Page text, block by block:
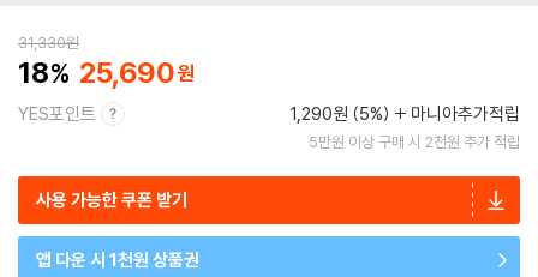
31,330원
18 25,690
YES포인트 1,290원 (5%) 마니아추가적립
5만원 이상 구매 시 2천원 추가 적립
사용 가능한 쿠폰 받기
앱 다운 시 1천원 상품권